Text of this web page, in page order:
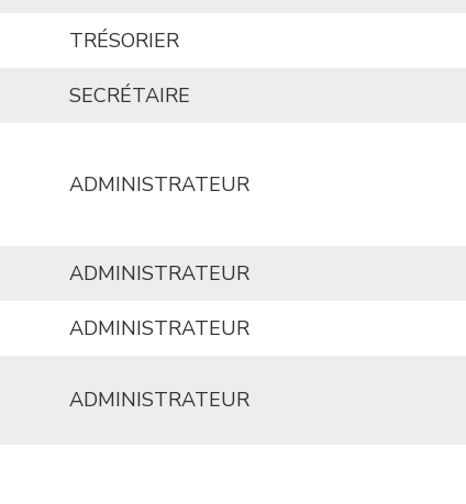
TRÉSORIER
SECRÉTAIRE
ADMINISTRATEUR
ADMINISTRATEUR
ADMINISTRATEUR
ADMINISTRATEUR